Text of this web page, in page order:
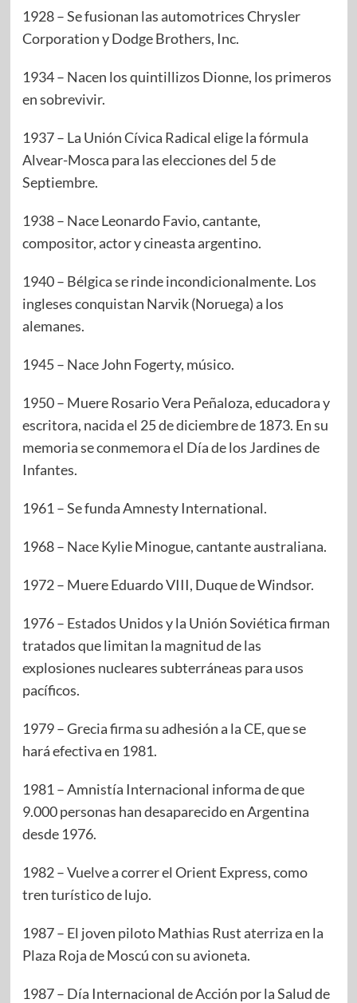
1928 – Se fusionan las automotrices Chrysler
Corporation y Dodge Brothers, Inc.
1934 – Nacen los quintillizos Dionne, los primeros
en sobrevivir.
1937 – La Unión Cívica Radical elige la fórmula
Alvear-Mosca para las elecciones del 5 de
Septiembre.
1938 – Nace Leonardo Favio, cantante,
compositor, actor y cineasta argentino.
1940 – Bélgica se rinde incondicionalmente. Los
ingleses conquistan Narvik (Noruega) a los
alemanes.
1945 – Nace John Fogerty, músico.
1950 – Muere Rosario Vera Peñaloza, educadora y
escritora, nacida el 25 de diciembre de 1873. En su
memoria se conmemora el Día de los Jardines de
Infantes.
1961 – Se funda Amnesty International.
1968 – Nace Kylie Minogue, cantante australiana.
1972 – Muere Eduardo VIII, Duque de Windsor.
1976 – Estados Unidos y la Unión Soviética firman
tratados que limitan la magnitud de las
explosiones nucleares subterráneas para usos
pacíficos.
1979 – Grecia firma su adhesión a la CE, que se
hará efectiva en 1981.
1981 – Amnistía Internacional informa de que
9.000 personas han desaparecido en Argentina
desde 1976.
1982 – Vuelve a correr el Orient Express, como
tren turístico de lujo.
1987 – El joven piloto Mathias Rust aterriza en la
Plaza Roja de Moscú con su avioneta.
1987 – Día Internacional de Acción por la Salud de